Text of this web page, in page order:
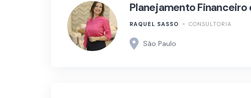
Planejamento
RAQUEL SASSO CONSULTORIA
São Paulo